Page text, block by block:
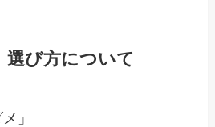
び方について
」